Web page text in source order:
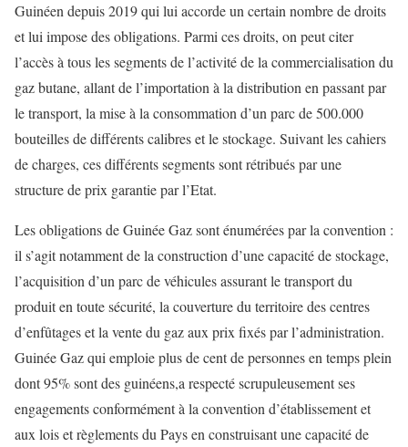
Guinéen depuis 2019 qui lui accorde un certain nombre de droits
et lui impose des obligations. Parmi ces droits, on peut citer
l’accès à tous les segments de l’activité de la commercialisation du
gaz butane, allant de l’importation à la distribution en passant par
le transport, la mise à la consommation d’un parc de 500.000
bouteilles de différents calibres et le stockage. Suivant les cahiers
de charges, ces différents segments sont rétribués par une
structure de prix garantie par l’Etat.
Les obligations de Guinée Gaz sont énumérées par la convention :
il s’agit notamment de la construction d’une capacité de stockage,
l’acquisition d’un parc de véhicules assurant le transport du
produit en toute sécurité, la couverture du territoire des centres
d’enfûtages et la vente du gaz aux prix fixés par l’administration.
Guinée Gaz qui emploieplus de cent depersonnes en temps plein
dont 95% sont des guinéens,a respecté scrupuleusement ses
engagements conformément à la convention d’établissement et
aux lois et règlements du Pays en construisant une capacité de